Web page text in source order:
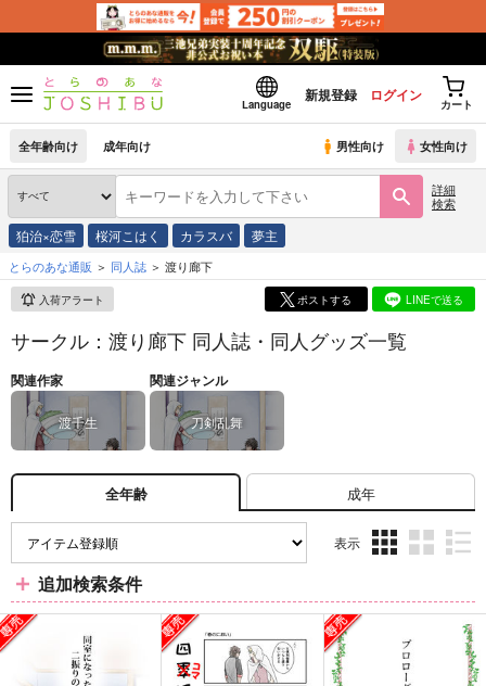
Language
新規登録 ログイン
カート
全年齢向け 成年向け 男性向け 女性向け
詳細
検索
狛治×恋雪 桜河こはく カラスバ 夢主
とらのあな通販 同人誌 渡り廊下
入荷アラート ポストする LINEで送る
サークル：渡り廊下 同人誌・同人グッズ一覧
関連作家
渡千生
関連ジャンル
刀剣乱舞
全年齢 成年
表示
ム
表
ム
表
ム
表
示
追加検索条件